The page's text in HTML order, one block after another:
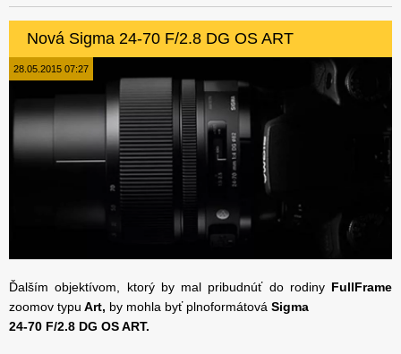
Nová Sigma 24-70 F/2.8 DG OS ART
28.05.2015 07:27
Ďalším objektívom, ktorý by mal pribudnúť do rodiny FullFrame
zoomov typu Art, by mohla byť plnoformátová Sigma
24-70 F/2.8 DG OS ART.